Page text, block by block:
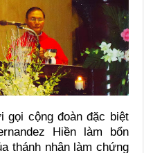
gọi cộng đoàn đặc biệt
Hiền làm bổn
thánh nhân làm chứng